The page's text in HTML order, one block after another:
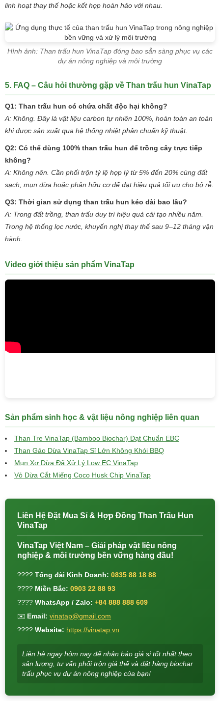
linh hoạt thay thế hoặc kết hợp hoàn hảo với nhau.
Hình ảnh: Than trấu hun VinaTap đóng bao sẵn sàng phục vụ các
dự án nông nghiệp và môi trường
5. FAQ – Câu hỏi thường gặp về Than trấu hun VinaTap
Q1: Than trấu hun có chứa chất độc hại không?
A: Không. Đây là vật liệu carbon tự nhiên 100%, hoàn toàn an toàn
khi được sản xuất qua hệ thống nhiệt phân chuẩn kỹ thuật.
Q2: Có thể dùng 100% than trấu hun để trồng cây trực tiếp
không?
A: Không nên. Cần phối trộn tỷ lệ hợp lý từ 5% đến 20% cùng đất
sạch, mụn dừa hoặc phân hữu cơ để đạt hiệu quả tối ưu cho bộ rễ.
Q3: Thời gian sử dụng than trấu hun kéo dài bao lâu?
A: Trong đất trồng, than trấu duy trì hiệu quả cải tạo nhiều năm.
Trong hệ thống lọc nước, khuyến nghị thay thế sau 9–12 tháng vận
hành.
Video giới thiệu sản phẩm VinaTap
Sản phẩm sinh học & vật liệu nông nghiệp liên quan
Than Tre VinaTap (Bamboo Biochar) Đạt Chuẩn EBC
Than Gáo Dừa VinaTap Sỉ Lớn Không Khói BBQ
Mụn Xơ Dừa Đã Xử Lý Low EC VinaTap
Vỏ Dừa Cắt Miếng Coco Husk Chip VinaTap
Liên Hệ Đặt Mua Sỉ & Hợp Đồng Than Trấu Hun
VinaTap
VinaTap Việt Nam – Giải pháp vật liệu nông
nghiệp & môi trường bền vững hàng đầu!
???? Tổng đài Kinh Doanh: 0835 88 18 88
???? Miền Bắc: 0903 22 88 93
???? WhatsApp / Zalo: +84 888 888 609
✉️ Email: vinatap@gmail.com
???? Website: https://vinatap.vn
Liên hệ ngay hôm nay để nhận báo giá sỉ tốt nhất theo
sản lượng, tư vấn phối trộn giá thể và đặt hàng biochar
trấu phục vụ dự án nông nghiệp của bạn!